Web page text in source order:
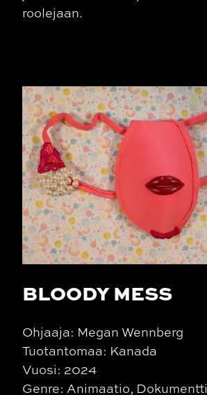
roolejaan.
BLOODY MESS
Ohjaaja: Megan Wennberg
Tuotantomaa: Kanada
Vuosi: 2024
Genre: Animaatio, Dokumentti